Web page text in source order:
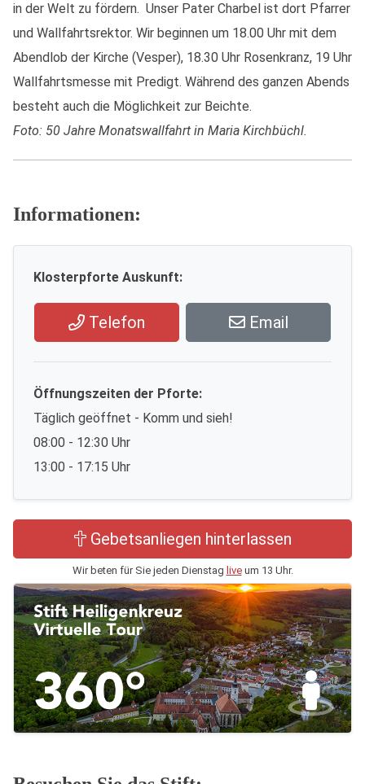
in der Welt zu fördern. Unser Pater Charbel ist dort Pfarrer
und Wallfahrtsrektor. Wir beginnen um 18.00 Uhr mit dem
Abendlob der Kirche (Vesper), 18.30 Uhr Rosenkranz, 19 Uhr
Wallfahrtsmesse mit Predigt. Während des ganzen Abends
besteht auch die Möglichkeit zur Beichte.
Foto: 50 Jahre Monatswallfahrt in Maria Kirchbüchl.
Informationen:
Klosterpforte Auskunft:
Telefon Email
Öffnungszeiten der Pforte:
Täglich geöffnet - Komm und sieh!
08:00 - 12:30 Uhr
13:00 - 17:15 Uhr
Gebetsanliegen hinterlassen
Wir beten für Sie jeden Dienstag liveum 13 Uhr.